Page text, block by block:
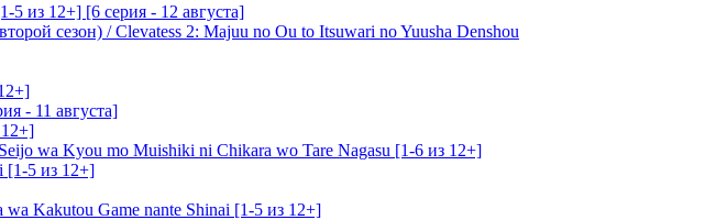
5 из 12+] [6 серия - 12 августа]
сезон) / Clevatess 2: Majuu no Ou to Itsuwari no Yuusha Denshou
- 11 августа]
wa Kyou mo Muishiki ni Chikara wo Tare Nagasu [1-6 из 12+]
[1-5 из 12+]
Kakutou Game nante Shinai [1-5 из 12+]